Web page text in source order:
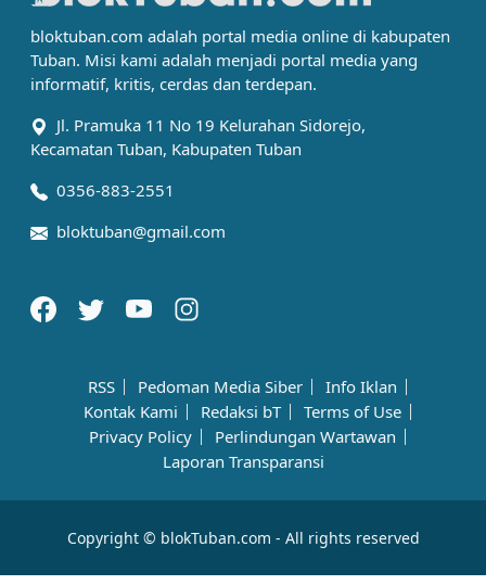
bloktuban.com adalah portal media online di kabupaten
Tuban. Misi kami adalah menjadi portal media yang
informatif, kritis, cerdas dan terdepan.
Jl. Pramuka 11 No 19 Kelurahan Sidorejo,
Kecamatan Tuban, Kabupaten Tuban
0356-883-2551
bloktuban@gmail.com
RSS Pedoman Media Siber
Info Iklan
Kontak Kami
Redaksi bT
Terms of Use
Privacy Policy
Perlindungan Wartawan
Laporan Transparansi
Copyright © blokTuban.com - All rights reserved